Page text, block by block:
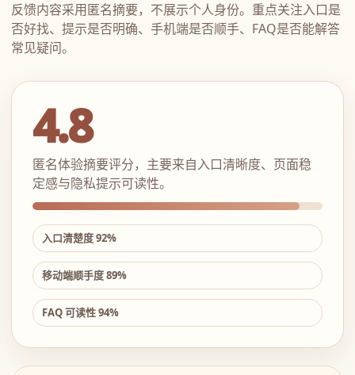
反馈内容采用匿名摘要，不展示个人身份。重点关注入口是
否好找、提示是否明确、手机端是否顺手、FAQ是否能解答
常见疑问。
4.8
匿名体验摘要评分，主要来自入口清晰度、页面稳
定感与隐私提示可读性。
入口清楚度 92%
移动端顺手度 89%
FAQ 可读性 94%